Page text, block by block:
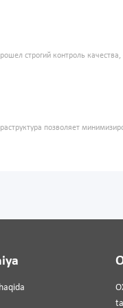
строгий контроль
позволяет